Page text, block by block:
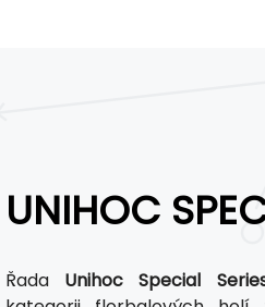
UNIHOC
Řada Unihoc Special